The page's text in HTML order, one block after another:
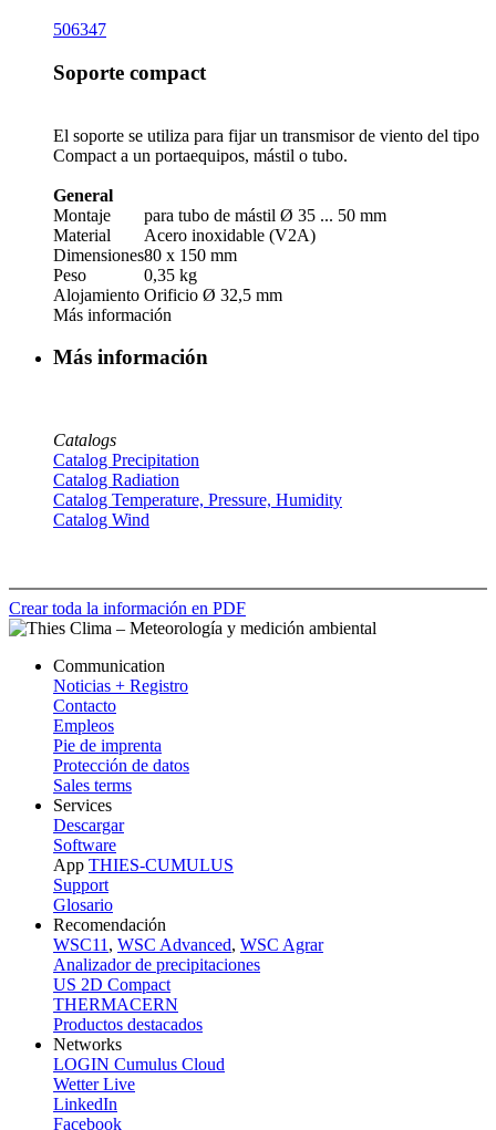
506347
Soporte compact
El soporte se utiliza para fijar un transmisor de viento del tipo
Compact a un portaequipos, mástil o tubo.
General
Montaje
para tubo de mástil Ø 35 ... 50 mm
Material
Acero inoxidable (V2A)
Dimensiones80 x 150 mm
Peso
0,35 kg
Alojamiento Orificio Ø 32,5 mm
Más información
Más información
Catalogs
Catalog Precipitation
Catalog Radiation
Catalog Temperature, Pressure, Humidity
Catalog Wind
Crear toda la información en PDF
Communication
Noticias + Registro
Contacto
Empleos
Pie de imprenta
Protección de datos
Sales terms
Services
Descargar
Software
App THIES-CUMULUS
Support
Glosario
Recomendación
WSC11 , WSC Advanced, WSC Agrar
Analizador de precipitaciones
US 2D Compact
THERMACERN
Productos destacados
Networks
LOGIN Cumulus Cloud
Wetter Live
LinkedIn
Facebook